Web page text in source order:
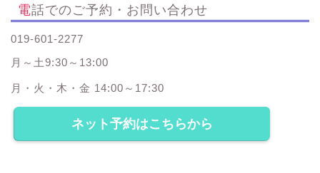
電話でのご予約・お問い合わせ
019-601-2277
月～土9:30～13:00
月・火・木・金 14:00～17:30
ネット予約はこちらから